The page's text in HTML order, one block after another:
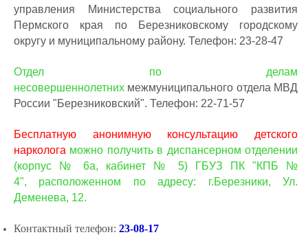
управления Министерства социального развития
Пермского края по Березниковскому городскому
округу и муниципальному району. Телефон: 23-28-47
Отдел по делам
несовершеннолетних межмуниципального отдела МВД
России "Березниковский". Телефон: 22-71-57
Бесплатную анонимную консультацию детского
нарколога можно получить в диспансерном отделении
(корпус № 6а, кабинет № 5) ГБУЗ ПК "КПБ №
4", расположенном по адресу: г.Березники, Ул.
Деменева, 12.
Контактный телефон: 23-08-17